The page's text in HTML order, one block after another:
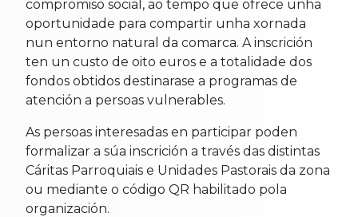
compromiso social, ao tempo que ofrece unha
oportunidade para compartir unha xornada
nun entorno natural da comarca. A inscrición
ten un custo de oito euros e a totalidade dos
fondos obtidos destinarase a programas de
atención a persoas vulnerables.
As persoas interesadas en participar poden
formalizar a súa inscrición a través das distintas
Cáritas Parroquiais e Unidades Pastorais da zona
ou mediante o código QR habilitado pola
organización.